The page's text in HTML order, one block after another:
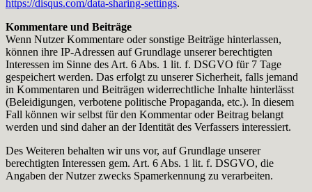
https://disqus.com/data-sharing-settings.
Kommentare und Beiträge
Wenn Nutzer Kommentare oder sonstige Beiträge hinterlassen,
können ihre IP-Adressen auf Grundlage unserer berechtigten
Interessen im Sinne des Art. 6 Abs. 1 lit. f. DSGVO für 7 Tage
gespeichert werden. Das erfolgt zu unserer Sicherheit, falls jemand
in Kommentaren und Beiträgen widerrechtliche Inhalte hinterlässt
(Beleidigungen, verbotene politische Propaganda, etc.). In diesem
Fall können wir selbst für den Kommentar oder Beitrag belangt
werden und sind daher an der Identität des Verfassers interessiert.
Des Weiteren behalten wir uns vor, auf Grundlage unserer
berechtigten Interessen gem. Art. 6 Abs. 1 lit. f. DSGVO, die
Angaben der Nutzer zwecks Spamerkennung zu verarbeiten.